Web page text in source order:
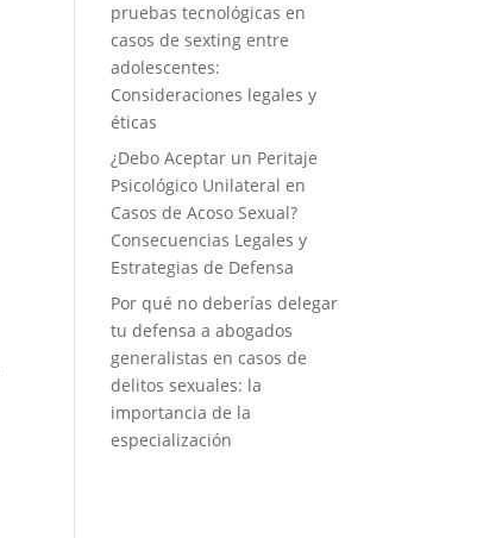
pruebas tecnológicas en
casos de sexting entre
adolescentes:
Consideraciones legales y
éticas
¿Debo Aceptar un Peritaje
Psicológico Unilateral en
Casos de Acoso Sexual?
Consecuencias Legales y
Estrategias de Defensa
Por qué no deberías delegar
tu defensa a abogados
generalistas en casos de
delitos sexuales: la
importancia de la
especialización